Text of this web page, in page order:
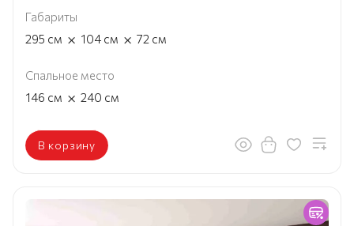
Габариты
295 см × 104 см × 72 см
Спальное место
146 см × 240 см
В корзину